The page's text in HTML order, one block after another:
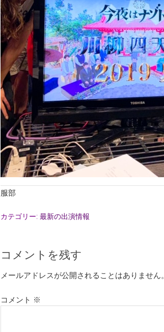
服部
カテゴリー: 最新の出演情報
コメントを残す
メールアドレスが公開されることはありません。
コメント ※